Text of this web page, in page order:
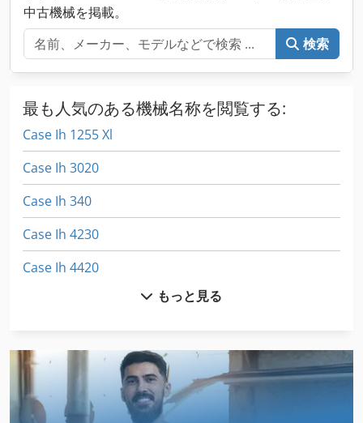
中古機械を掲載。
検索
最も人気のある機械名称を閲覧する:
Case Ih 1255 Xl
Case Ih 3020
Case Ih 340
Case Ih 4230
Case Ih 4420
Case Ih 5800
Case Ih 7120
もっと見る